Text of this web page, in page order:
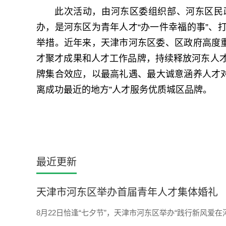
此次活动，由河东区委组织部、河东区
办，是河东区为青年人才“办一件幸福的事”
举措。近年来，天津市河东区委、区政府高度
才聚才成果和人才工作品牌，持续释放河东人
牌集合效应，以最高礼遇、最大诚意涵养人
离成功最近的地方”人才服务优质城区品牌。
最近更新
天津市河东区举办首届青年人才集体婚礼
8月22日恰逢“七夕节”，天津市河东区举办“践行新风爱在